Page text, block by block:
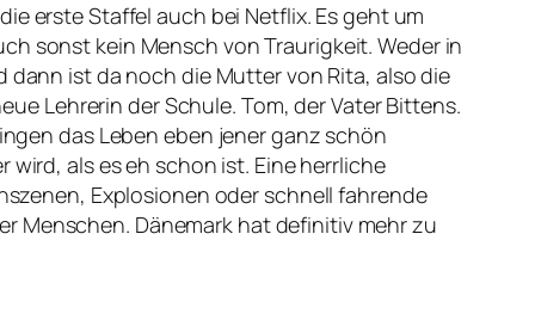
erste Staffel auch bei Netflix. Es geht um
sonst kein Mensch von Traurigkeit. Weder in
dann ist da noch die Mutter von Rita, also die
Lehrerin der Schule. Tom, der Vater Bittens.
das Leben eben jener ganz schön
als es eh schon ist. Eine herrliche
Explosionen oder schnell fahrende
Menschen. Dänemark hat definitiv mehr zu